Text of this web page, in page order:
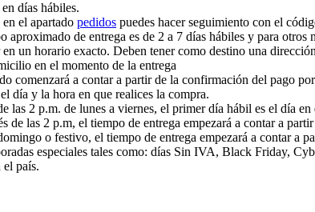
días hábiles.
en el apartado pedidos puedes hacer seguimiento con el
aproximado de entrega es de 2 a 7 días hábiles y para
un horario exacto. Deben tener como destino una
en el momento de la entrega
comenzará a contar a partir de la confirmación del pago
día y la hora en que realices la compra.
las 2 p.m. de lunes a viernes, el primer día hábil es el día
de las 2 p.m, el tiempo de entrega empezará a contar a
o festivo, el tiempo de entrega empezará a contar a
especiales tales como: días Sin IVA, Black Friday,
el país.